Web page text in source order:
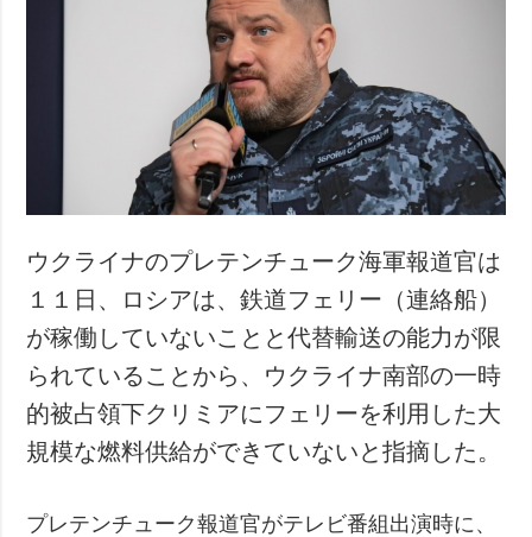
ウクライナのプレテンチューク海軍報道官は
１１日、ロシアは、鉄道フェリー（連絡船）
が稼働していないことと代替輸送の能力が限
られていることから、ウクライナ南部の一時
的被占領下クリミアにフェリーを利用した大
規模な燃料供給ができていないと指摘した。
プレテンチューク報道官がテレビ番組出演時に、